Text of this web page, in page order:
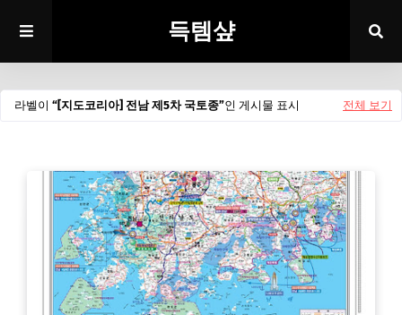
득템샾
라벨이 [지도코리아] 전남 제5차 국토종 인 게시물 표시 전체 보기